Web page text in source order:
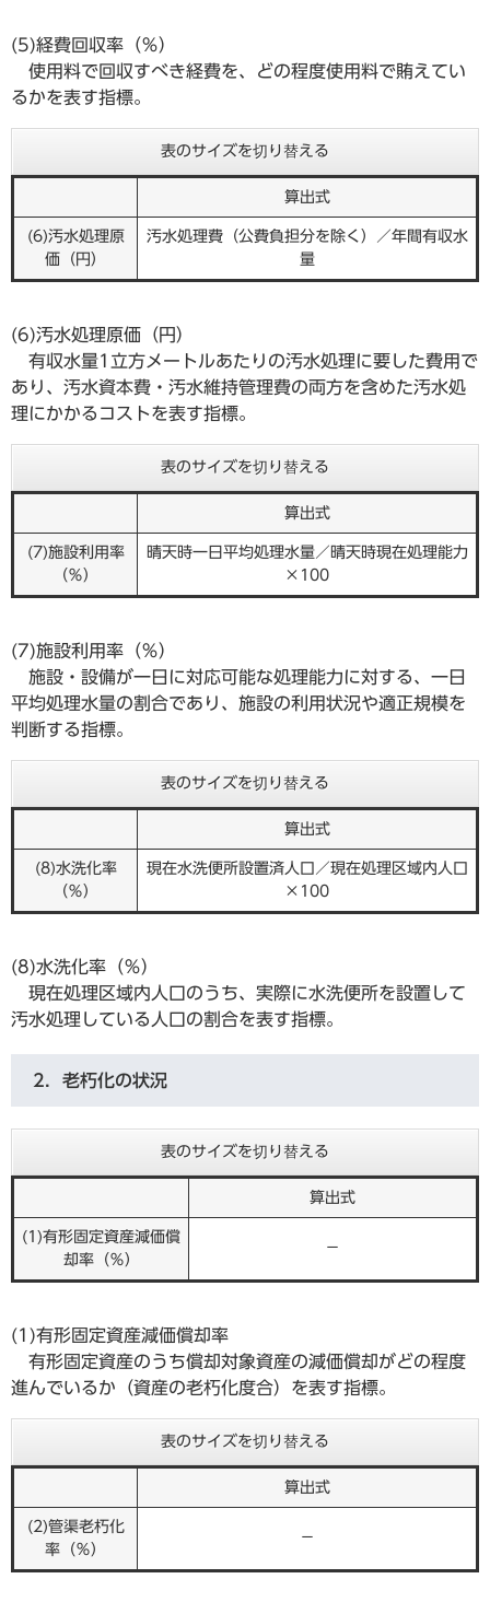
(5)経費回収率（％）
使用料で回収すべき経費を、どの程度使用料で賄えてい
るかを表す指標。
表のサイズを切り替える
算出式
(6)汚水処理原
価（円）
汚水処理費（公費負担分を除く）／年間有収水
量
(6)汚水処理原価（円）
有収水量1立方メートルあたりの汚水処理に要した費用で
あり、汚水資本費・汚水維持管理費の両方を含めた汚水処
理にかかるコストを表す指標。
表のサイズを切り替える
算出式
(7)施設利用率
（％）
晴天時一日平均処理水量／晴天時現在処理能力
×100
(7)施設利用率（％）
施設・設備が一日に対応可能な処理能力に対する、一日
平均処理水量の割合であり、施設の利用状況や適正規模を
判断する指標。
表のサイズを切り替える
算出式
(8)水洗化率
（％）
現在水洗便所設置済人口／現在処理区域内人口
×100
(8)水洗化率（％）
現在処理区域内人口のうち、実際に水洗便所を設置して
汚水処理している人口の割合を表す指標。
2．老朽化の状況
表のサイズを切り替える
算出式
(1)有形固定資産減価償
却率（％）
－
(1)有形固定資産減価償却率
有形固定資産のうち償却対象資産の減価償却がどの程度
進んでいるか（資産の老朽化度合）を表す指標。
表のサイズを切り替える
算出式
(2)管渠老朽化
率（％）
－